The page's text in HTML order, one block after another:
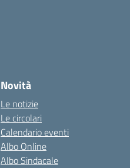
Novità
Le notizie
Le circolari
Calendario eventi
Albo Online
Albo Sindacale